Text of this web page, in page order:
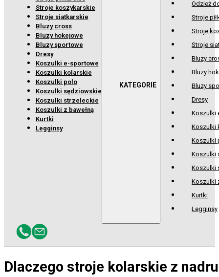
Stroje koszykarskie
Stroje siatkarskie
Bluzy cross
Bluzy hokejowe
Bluzy sportowe
Dresy
Koszulki e-sportowe
Koszulki kolarskie
Koszulki polo
Koszulki sędziowskie
Koszulki strzeleckie
Koszulki z bawełną
Kurtki
Legginsy
Odzież
Stroje
Stroje
Stroje
Bluzy
Bluzy
Bluzy
Dresy
Koszulki
Koszulki
Koszulki
Koszulki
Koszulki
Koszulki
Kurtki
Legginsy
Dlaczego stroje kolarskie z